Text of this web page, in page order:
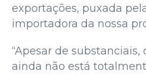
exportações, puxada
importadora da nossa
“Apesar de
ainda não está